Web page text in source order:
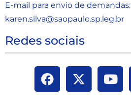
E-mail para envio de demandas:
karen.silva@saopaulo.sp.leg.br
Redes sociais